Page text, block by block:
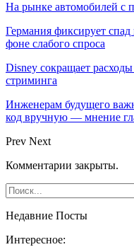
На рынке автомобилей с
Германия фиксирует
фоне слабого спроса
Disney сокращает
стриминга
Инженерам будущего
код вручную — мнение
Prev Next
Комментарии закрыты.
Недавние Посты
Интересное: